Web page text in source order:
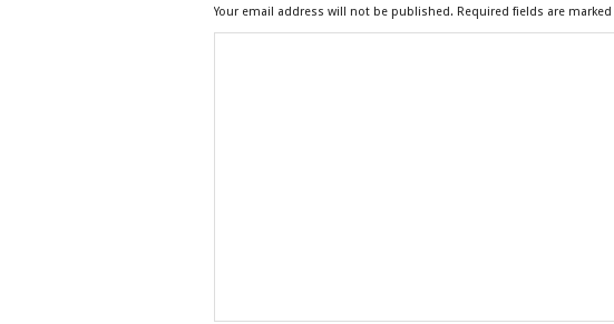
Your email address will not be published. Required fields are marked